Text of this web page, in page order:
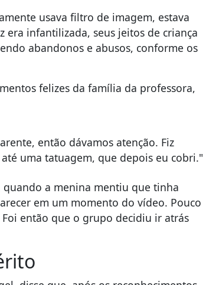
usava filtro de imagem, estava
era infantilizada, seus jeitos de criança
abandonos e abusos, conforme os
felizes da família da professora,
então dávamos atenção. Fiz
uma tatuagem, que depois eu cobri."
quando a menina mentiu que tinha
em um momento do vídeo. Pouco
então que o grupo decidiu ir atrás